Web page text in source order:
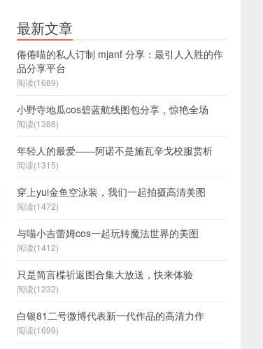
最新文章
倦倦喵的私人订制 mjanf 分享：最引人入胜的作
品分享平台
阅读(1689)
小野寺地瓜cos碧蓝航线图包分享，惊艳全场
阅读(1386)
年轻人的最爱——阿诺不是施瓦辛戈校服赏析
阅读(1315)
穿上yui金鱼空泳装，我们一起拍摄高清美图
阅读(1472)
与喵小吉蕾姆cos一起玩转魔法世界的美图
阅读(1412)
只是简言楪祈返图合集大放送，快来体验
阅读(1232)
白银81二号微博代表新一代作品的高清力作
阅读(1699)